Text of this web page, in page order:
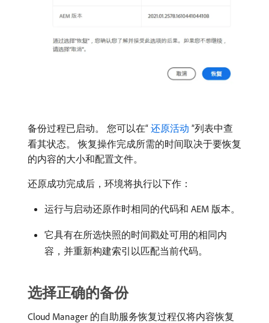
备份过程已启动。 您可以在“ 还原活动 ”列表中查
看其状态。 恢复操作完成所需的时间取决于要恢复
的内容的大小和配置文件。
还原成功完成后，环境将执行以下作：
运行与启动还原作时相同的代码和 AEM 版本。
它具有在所选快照的时间戳处可用的相同内
容，并重新构建索引以匹配当前代码。
选择正确的备份
Cloud Manager 的自助服务恢复过程仅将内容恢复